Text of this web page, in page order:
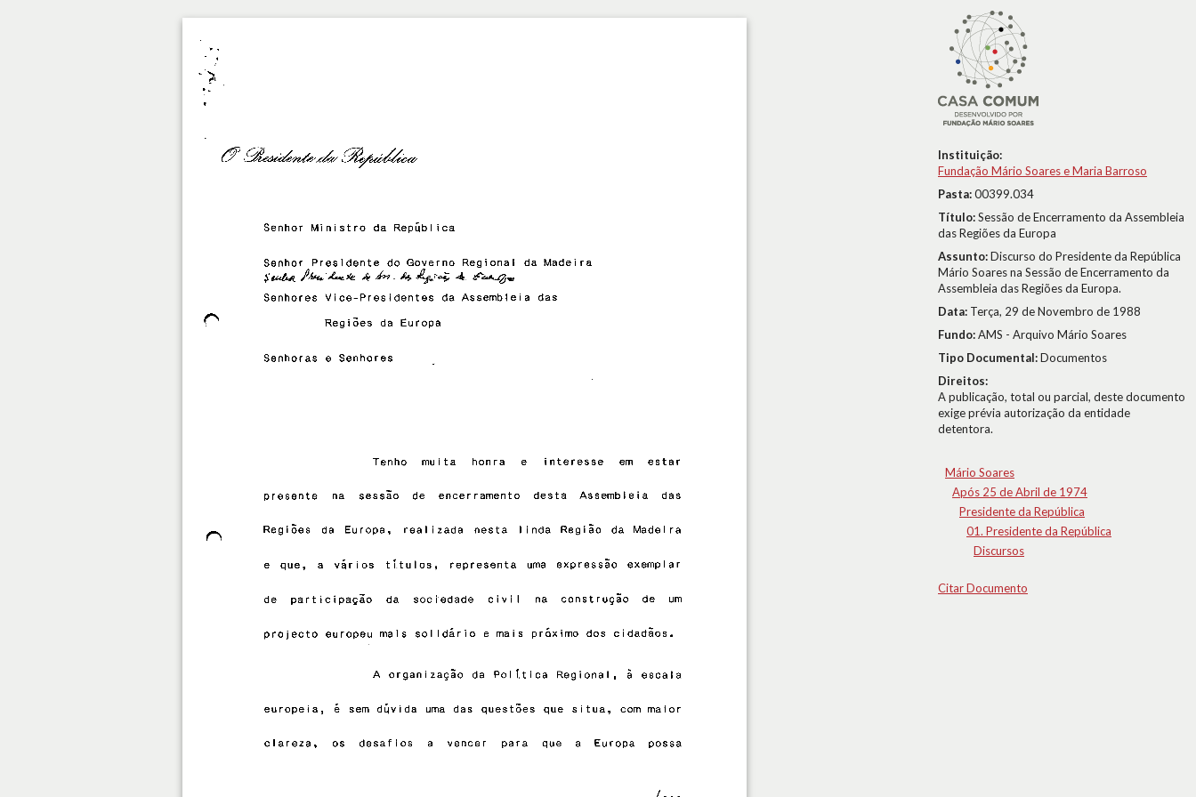
Instituição:
Fundação Mário Soares e Maria Barroso
Pasta:00399.034
Título:Sessão de Encerramento da Assembleia
das Regiões da Europa
Assunto:Discurso do Presidente da República
Mário Soares na Sessão de Encerramento da
Assembleia das Regiões da Europa.
Data: Terça, 29 de Novembro de 1988
Fundo:AMS - Arquivo Mário Soares
Tipo Documental:Documentos
Direitos:
A publicação, total ou parcial, deste documento
exige prévia autorização da entidade
detentora.
Mário Soares
Após 25 de Abril de 1974
Presidente da República
01. Presidente da República
Discursos
Citar Documento